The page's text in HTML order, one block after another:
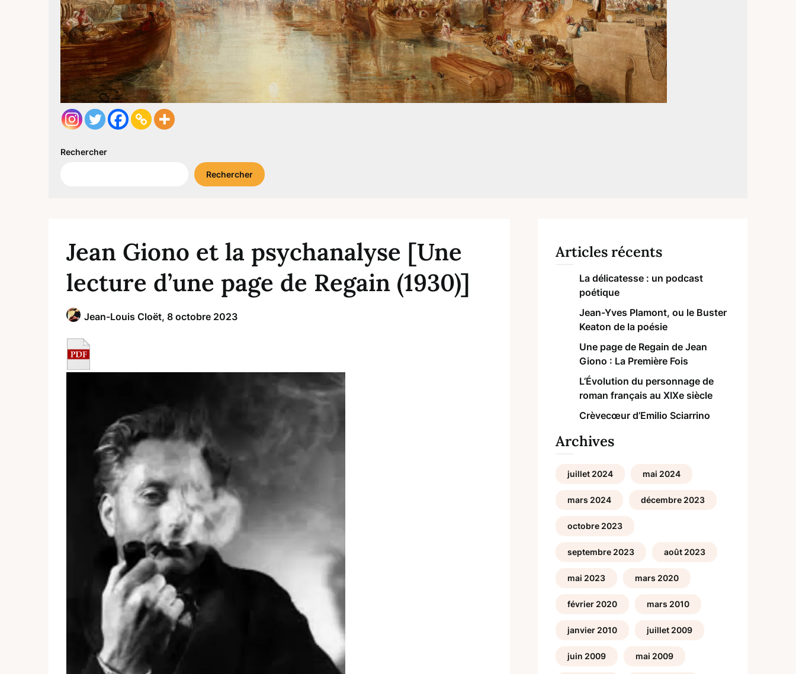
Rechercher
Rechercher
Jean Giono et la psychanalyse [Une
lecture d’une page de Regain (1930)]
Jean-Louis Cloët, 8 octobre 2023
Articles récents
La délicatesse : un podcast
poétique
Jean-Yves Plamont, ou le Buster
Keaton de la poésie
Une page de Regain de Jean
Giono : La Première Fois
L’Évolution du personnage de
roman français au XIXe siècle
Crèvecœur d’Emilio Sciarrino
Archives
juillet 2024 mai 2024
mars 2024 décembre 2023
octobre 2023
septembre 2023 août 2023
mai 2023 mars 2020
février 2020 mars 2010
janvier 2010 juillet 2009
juin 2009 mai 2009